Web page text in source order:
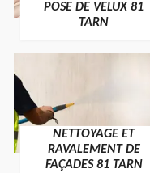
POSE DE VELUX 81
TARN
NETTOYAGE ET
RAVALEMENT DE
FAÇADES 81 TARN